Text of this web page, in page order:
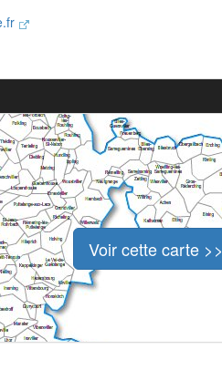
Voir cette carte >>